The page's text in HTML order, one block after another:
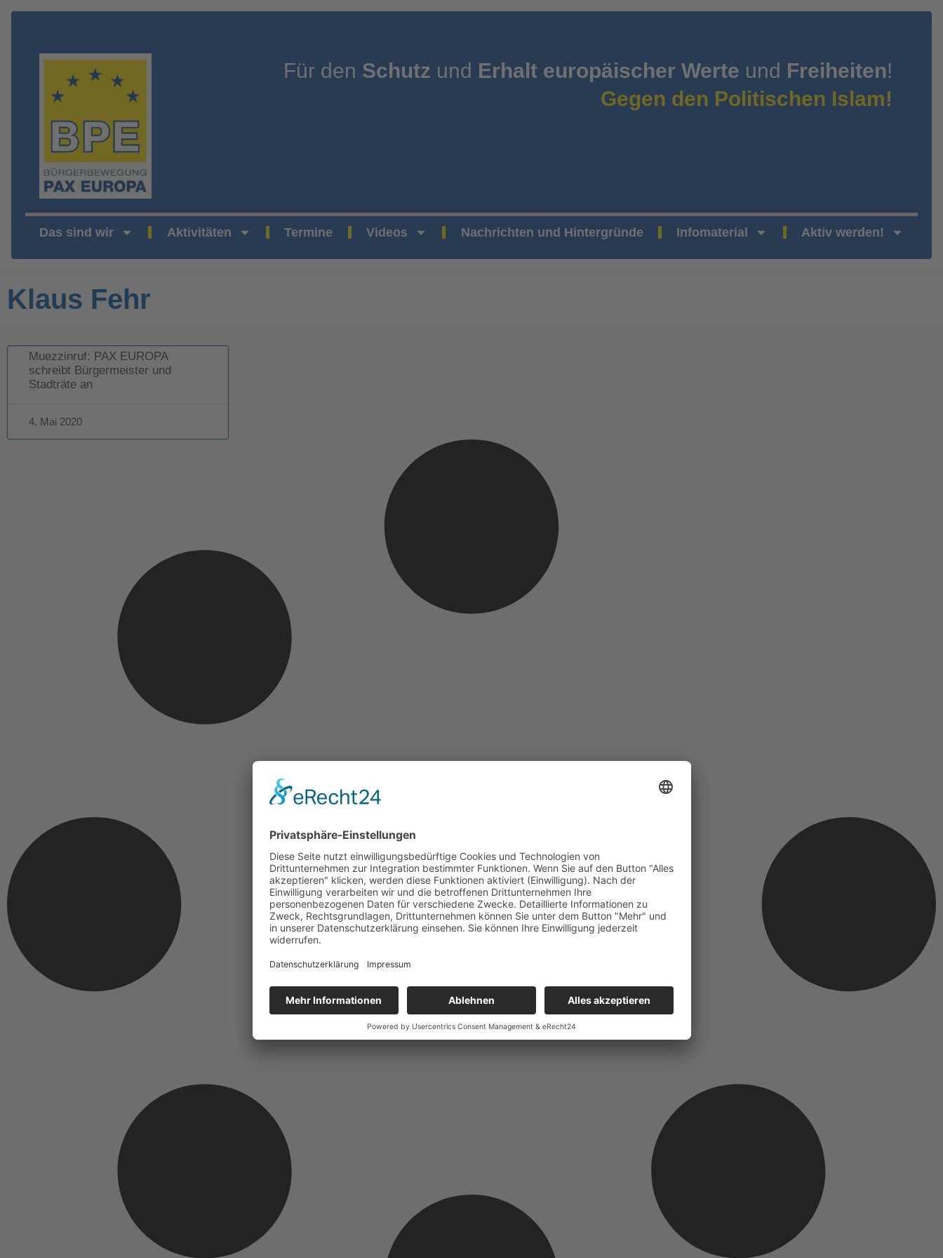
Für den Schutz und Erhalt europäischer Werte und Freiheiten!
Gegen den Politischen Islam!
Das sind wir Aktivitäten Termine Videos Nachrichten und Hintergründe Infomaterial Aktiv werden!
Klaus Fehr
Muezzinruf: PAX EUROPA
schreibt Bürgermeister und
Stadträte an
4. Mai 2020